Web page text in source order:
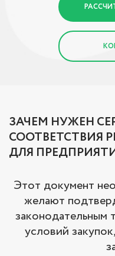
ЗАЧЕМ НУЖЕН
СООТВЕТСТВИЯ
ДЛЯ
Этот документ
желают
законодательным
условий